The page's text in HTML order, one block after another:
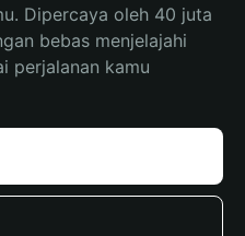
Dipercaya oleh 40 juta
bebas menjelajahi
perjalanan kamu